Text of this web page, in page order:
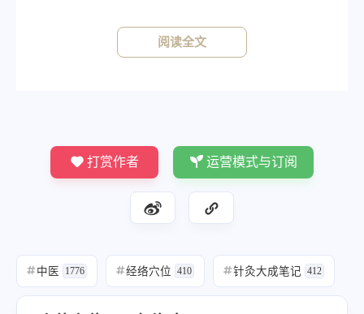
阅读全文
打赏作者 运营模式与订阅
#中医 1776 #经络穴位 410 #针灸大成笔记 412